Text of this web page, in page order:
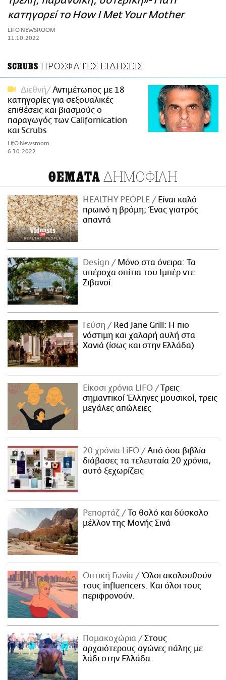
ΑΜΠΑ
PRINT
κατηγορεί το How I Met Your Mother
LIFO NEWSROOM
11.10.2022
SCRUBS ΠΡΟΣΦΑΤΕΣ ΕΙΔΗΣΕΙΣ
Διεθνή
Αντιμέτωπος με 18
κατηγορίες για σεξουαλικές
επιθέσεις και βιασμούς ο
παραγωγός των Californication
και Scrubs
LifO Newsroom
6.10.2022
ΘΕΜΑΤΑ ΔΗΜΟΦΙΛΗ
HEALTHY PEOPLE
Είναι καλό
πρωινό η βρόμη; Ένας γιατρός
απαντά
Design
Μόνο στα όνειρα: Τα
υπέροχα σπίτια του Ιμπέρ ντε
Ζιβανσί
Γεύση
Red Jane Grill: Η πιο
νόστιμη και χαλαρή αυλή στα
Χανιά (ίσως και στην Ελλάδα)
Είκοσι χρόνια LIFO
Tρεις
σημαντικοί Έλληνες μουσικοί, τρεις
μεγάλες απώλειες
20 χρόνια LiFO
Από όσα βιβλία
διάβασες τα τελευταία 20 χρόνια,
αυτό ξεχωρίζεις
Ρεπορτάζ
Το θολό και δύσκολο
μέλλον της Μονής Σινά
Οπτική Γωνία
Όλοι ακολουθούν
τους influencers. Και όλοι τους
περιφρονούν.
Πομακοχώρια
Στους
αρχαιότερους αγώνες πάλης με
λάδι στην Ελλάδα